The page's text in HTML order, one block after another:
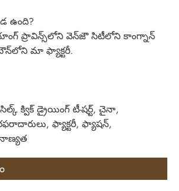
ఉంది?
ప్రావిన్స్‌లోని వెన్‌జౌ సిటీలోని కాంగ్నాన్
మా ఫ్యాక్టరీ.
క్విక్ డ్రైయింగ్ టీ-షర్ట్, చైనా,
ఫ్యాక్టరీ, ఫ్యాషన్,